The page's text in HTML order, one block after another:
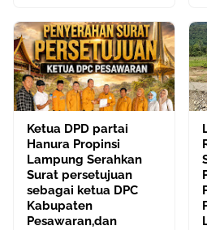
Ketua DPD partai
Hanura Propinsi
Lampung Serahkan
Surat persetujuan
sebagai ketua DPC
Kabupaten
Pesawaran,dan